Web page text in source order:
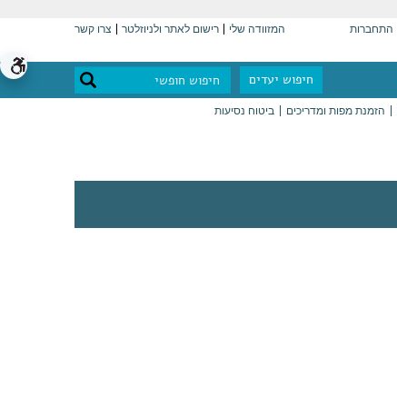
התחברות המזוודה שלי רישום לאתר ולניוזלטר צרו קשר
חיפוש יעדים
הזמנת מפות ומדריכים ביטוח נסיעות